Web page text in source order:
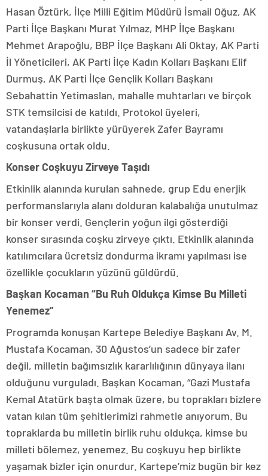
Hasan Öztürk, İlçe Milli Eğitim Müdürü İsmail Oğuz, AK
Parti İlçe Başkanı Murat Yılmaz, MHP İlçe Başkanı
Mehmet Arapoğlu, BBP İlçe Başkanı Ali Oktay, AK Parti
İl Yöneticileri, AK Parti İlçe Kadın Kolları Başkanı Elif
Durmuş, AK Parti İlçe Gençlik Kolları Başkanı
Sebahattin Yetimaslan, mahalle muhtarları ve birçok
STK temsilcisi de katıldı. Protokol üyeleri,
vatandaşlarla birlikte yürüyerek Zafer Bayramı
coşkusuna ortak oldu.
Konser Coşkuyu Zirveye Taşıdı
Etkinlik alanında kurulan sahnede, grup Edu enerjik
performanslarıyla alanı dolduran kalabalığa unutulmaz
bir konser verdi. Gençlerin yoğun ilgi gösterdiği
konser sırasında coşku zirveye çıktı. Etkinlik alanında
katılımcılara ücretsiz dondurma ikramı yapılması ise
özellikle çocukların yüzünü güldürdü.
Başkan Kocaman “Bu Ruh Oldukça Kimse Bu Milleti
Yenemez”
Programda konuşan Kartepe Belediye Başkanı Av. M.
Mustafa Kocaman, 30 Ağustos’un sadece bir zafer
değil, milletin bağımsızlık kararlılığının dünyaya ilanı
olduğunu vurguladı. Başkan Kocaman, “Gazi Mustafa
Kemal Atatürk başta olmak üzere, bu toprakları bizlere
vatan kılan tüm şehitlerimizi rahmetle anıyorum. Bu
topraklarda bu milletin birlik ruhu oldukça, kimse bu
milleti bölemez, yenemez. Bu coşkuyu hep birlikte
yaşamak bizler için onurdur. Kartepe’miz bugün bir kez